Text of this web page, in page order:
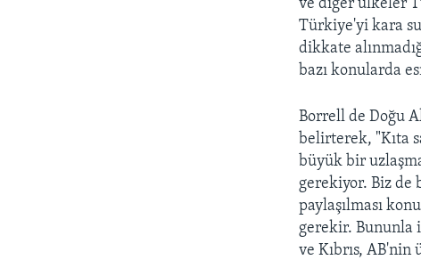
ve diğer ülkeler
Türkiye'yi kara
dikkate
bazı konularda
Borrell de Doğu
belirterek, "Kıta
büyük bir
gerekiyor. Biz de
paylaşılması
gerekir. Bununla
ve Kıbrıs,